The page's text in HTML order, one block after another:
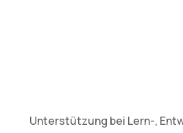
Unterstützung bei Lern-,